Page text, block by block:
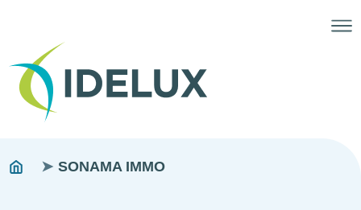
Fils
You
SONAMA IMMO